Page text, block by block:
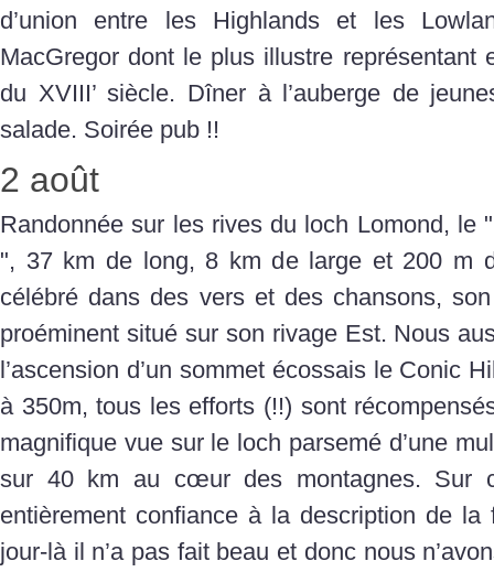
d’union entre les Highlands et les
MacGregor dont le plus illustre représentant
du XVIII’ siècle. Dîner à l’auberge de
salade. Soirée pub !!
2 août
Randonnée sur les rives du loch Lomond, le
", 37 km de long, 8 km de large et 200 m
célébré dans des vers et des chansons,
proéminent situé sur son rivage Est. Nous
l’ascension d’un sommet écossais le Conic
à 350m, tous les efforts (!!) sont
magnifique vue sur le loch parsemé d’une
sur 40 km au cœur des montagnes. Sur
entièrement confiance à la description de la
jour-là il n’a pas fait beau et donc nous